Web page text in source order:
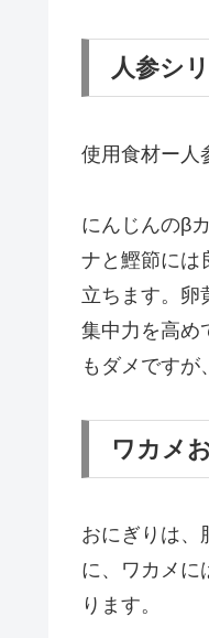
人参シ
使用食材ー人
にんじんのβ
ナと鰹節には
立ちます。卵
集中力を高め
もダメですが
ワカメ
おにぎりは、
に、ワカメに
ります。